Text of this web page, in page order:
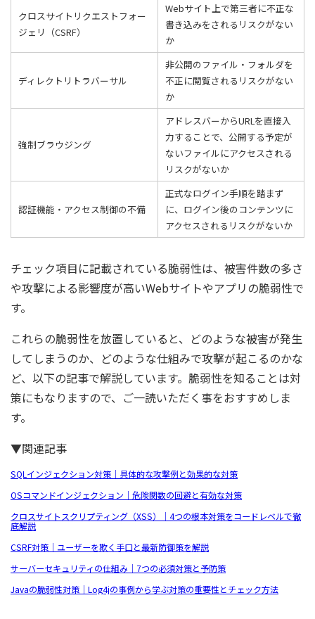
クロスサイトリクエストフォー
ジェリ（CSRF）
Webサイト上で第三者に不正な
書き込みをされるリスクがない
か
ディレクトリトラバーサル
非公開のファイル・フォルダを
不正に閲覧されるリスクがない
か
強制ブラウジング
アドレスバーからURLを直接入
力することで、公開する予定が
ないファイルにアクセスされる
リスクがないか
認証機能・アクセス制御の不備
正式なログイン手順を踏まず
に、ログイン後のコンテンツに
アクセスされるリスクがないか
チェック項目に記載されている脆弱性は、被害件数の多さ
や攻撃による影響度が高いWebサイトやアプリの脆弱性で
す。
これらの脆弱性を放置していると、どのような被害が発生
してしまうのか、どのような仕組みで攻撃が起こるのかな
ど、以下の記事で解説しています。脆弱性を知ることは対
策にもなりますので、ご一読いただく事をおすすめしま
す。
▼関連記事
SQLインジェクション対策｜具体的な攻撃例と効果的な対策
OSコマンドインジェクション｜危険関数の回避と有効な対策
クロスサイトスクリプティング（XSS）｜4つの根本対策をコードレベルで徹
底解説
CSRF対策｜ユーザーを欺く手口と最新防御策を解説
サーバーセキュリティの仕組み｜7つの必須対策と予防策
Javaの脆弱性対策｜Log4jの事例から学ぶ対策の重要性とチェック方法